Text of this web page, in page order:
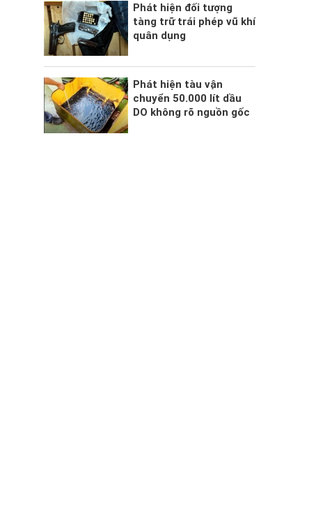
Phát hiện đối tượng
tàng trữ trái phép vũ khí
quân dụng
Phát hiện tàu vận
chuyển 50.000 lít dầu
DO không rõ nguồn gốc